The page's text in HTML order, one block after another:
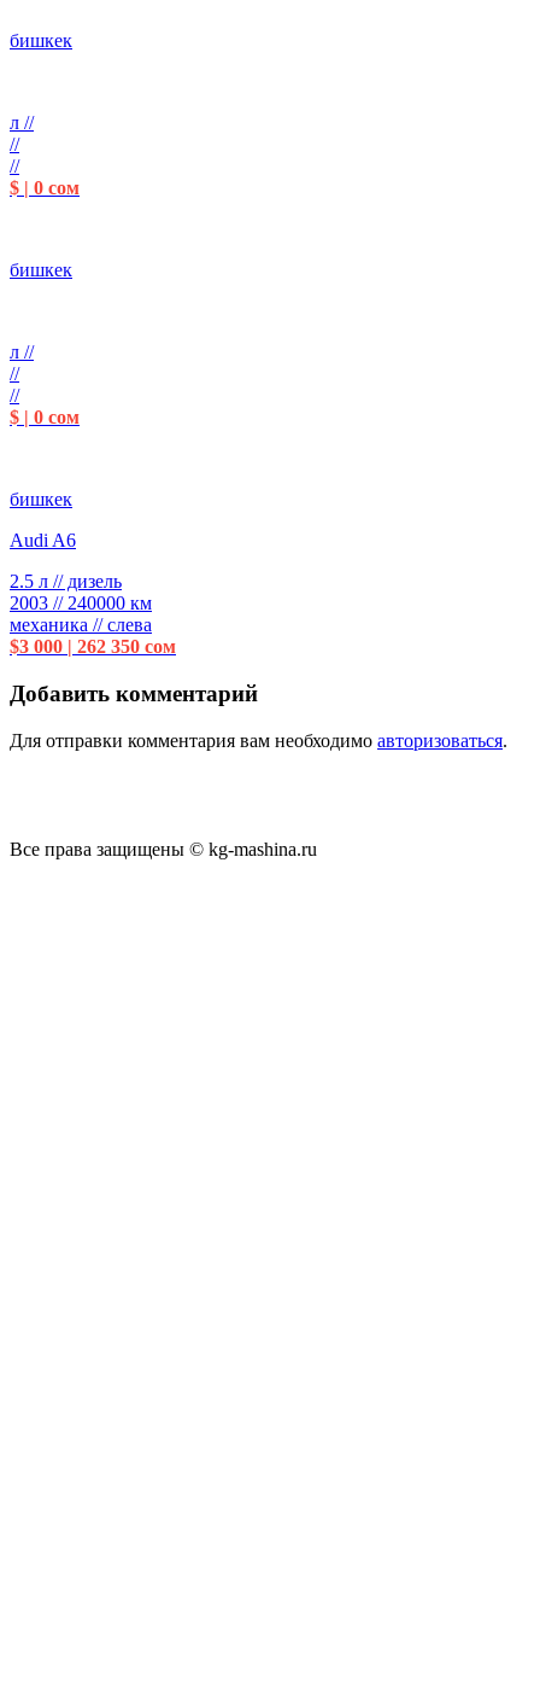
бишкек
л //
//
//
$ | 0 сом
бишкек
л //
//
//
$ | 0 сом
бишкек
Audi A6
2.5 л // дизель
2003 // 240000 км
механика // слева
$3 000 | 262 350 сом
Добавить комментарий
Для отправки комментария вам необходимо авторизоваться.
Все права защищены © kg-mashina.ru